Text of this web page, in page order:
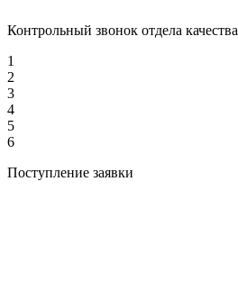
Контрольный звонок отдела качества
1
2
3
4
5
6
Поступление заявки